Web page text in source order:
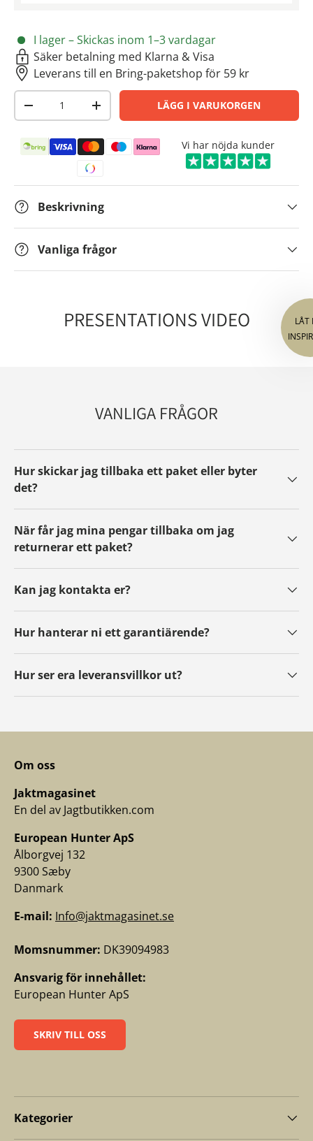
I lager – Skickas inom 1–3 vardagar
Säker betalning med Klarna & Visa
Leverans till en Bring-paketshop för 59 kr
-
+ LÄGG I VARUKORGEN
Betalningsmetoder Vi har nöjda kunder
Beskrivning
Vanliga frågor
PRESENTATIONS VIDEO
VANLIGA FRÅGOR
Hur skickar jag tillbaka ett paket eller byter
det?
När får jag mina pengar tillbaka om jag
returnerar ett paket?
Kan jag kontakta er?
Hur hanterar ni ett garantiärende?
Hur ser era leveransvillkor ut?
Om oss
Jaktmagasinet
En del av Jagtbutikken.com
European Hunter ApS
Ålborgvej 132
9300 Sæby
Danmark
E-mail: Info@jaktmagasinet.se
Momsnummer: DK39094983
Ansvarig för innehållet:
European Hunter ApS
SKRIV TILL OSS
Kategorier
FÅ
värld – nya
kan när som